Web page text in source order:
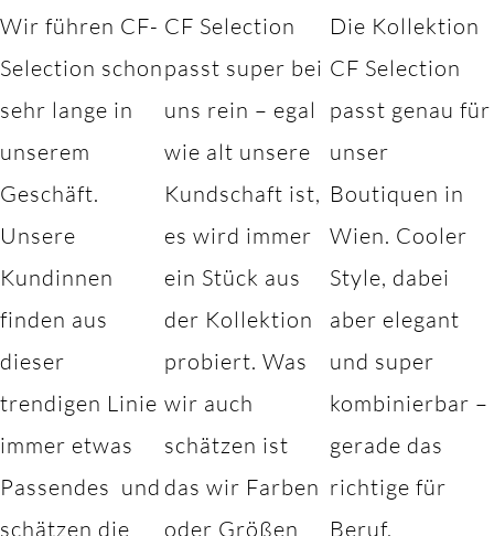
Wir führen CF-
Selection schon
sehr lange in
unserem
Geschäft.
Unsere
Kundinnen
finden aus
dieser
trendigen Linie
immer etwas
Passendes und
schätzen die
CF Selection
passt super bei
uns rein – egal
wie alt unsere
Kundschaft ist,
es wird immer
ein Stück aus
der Kollektion
probiert. Was
wir auch
schätzen ist
das wir Farben
oder Größen
Die Kollektion
CF Selection
passt genau für
unser
Boutiquen in
Wien. Cooler
Style, dabei
aber elegant
und super
kombinierbar –
gerade das
richtige für
Beruf,